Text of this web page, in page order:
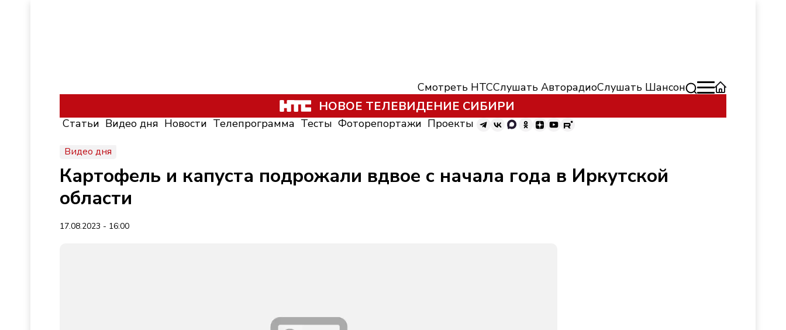
Смотреть НТССлушать АвторадиоСлушать Шансон
НОВОЕ ТЕЛЕВИДЕНИЕ СИБИРИ
Статьи Видео дня Новости Телепрограмма Тесты Фоторепортажи Проекты
Видео дня
Картофель и капуста подрожали вдвое с начала года в Иркутской
области
17.08.2023 - 16:00